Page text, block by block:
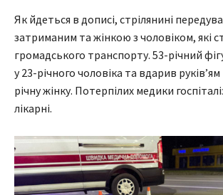
Як йдеться в дописі, стрілянині
затриманим та жінкою з чоловіком, які
громадського транспорту. 53-річний
у 23-річного чоловіка та вдарив
річну жінку. Потерпілих медики
лікарні.